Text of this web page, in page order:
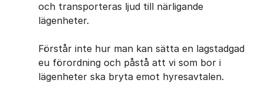
och transporteras ljud till närligande
lägenheter.
Förstår inte hur man kan sätta en lagstadgad
eu förordning och påstå att vi som bor i
lägenheter ska bryta emot hyresavtalen.